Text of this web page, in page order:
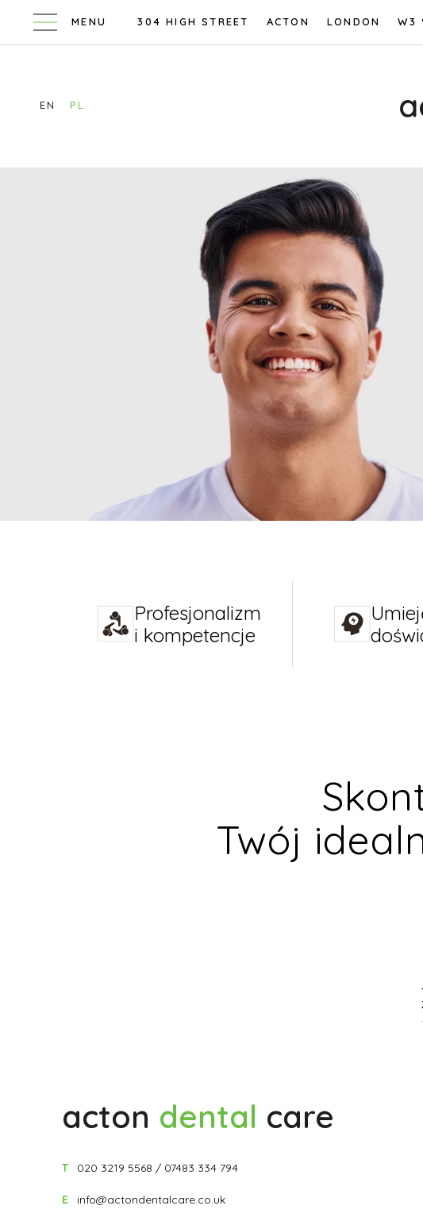
304 HIGH STREET ACTON LONDON W3
EN PL
Profesjonalizm
i kompetencje
Twój
acton dental care
T 020 3219 5568 / 07483 334 794
E info@actondentalcare.co.uk